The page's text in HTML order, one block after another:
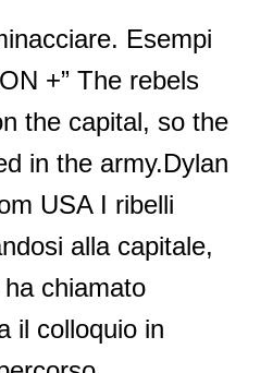
Esempi
+” The rebels
the capital, so the
in the army.Dylan
USA I ribelli
alla capitale,
chiamato
il colloquio in